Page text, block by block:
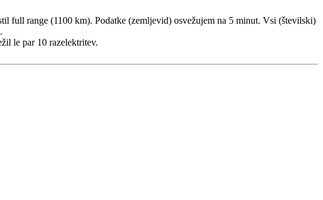
full range (1100 km). Podatke (zemljevid) osvežujem na 5 minut. Vsi (številski)
le par 10 razelektritev.